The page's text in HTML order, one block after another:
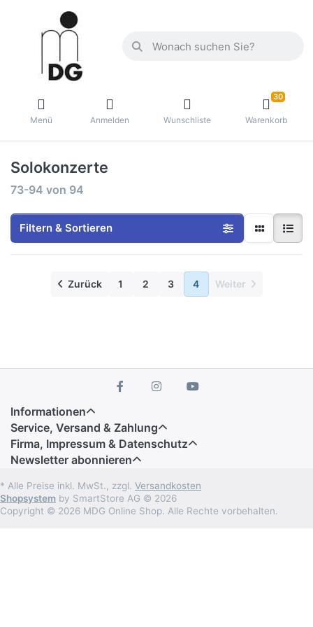
Menü Anmelden Wunschliste
30
Warenkorb
Solokonzerte
73-94 von 94
Filtern & Sortieren
Zurück 1 2 3 4 Weiter
Informationen
Service, Versand & Zahlung
Firma, Impressum & Datenschutz
Newsletter abonnieren
* Alle Preise inkl. MwSt., zzgl. Versandkosten
Shopsystem by SmartStore AG © 2026
Copyright © 2026 MDG Online Shop. Alle Rechte vorbehalten.